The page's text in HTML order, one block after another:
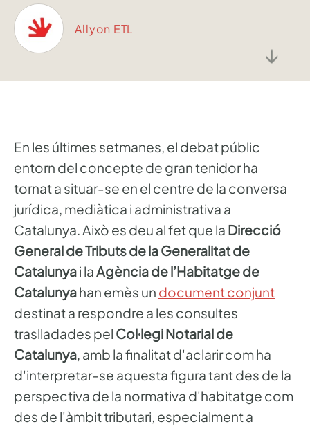
↓
Allyon ETL
En les últimes setmanes, el debat públic
entorn del concepte de gran tenidor ha
tornat a situar-se en el centre de la conversa
jurídica, mediàtica i administrativa a
Catalunya. Això es deu al fet que la Direcció
General de Tributs de la Generalitat de
Catalunyai laAgència de l’Habitatge de
Catalunyahan emès un document conjunt
destinat a respondre a les consultes
traslladades pel Col·legi Notarial de
Catalunya, amb la finalitat d'aclarir com ha
d'interpretar-se aquesta figura tant des de la
perspectiva de la normativa d'habitatge com
des de l'àmbit tributari, especialment a